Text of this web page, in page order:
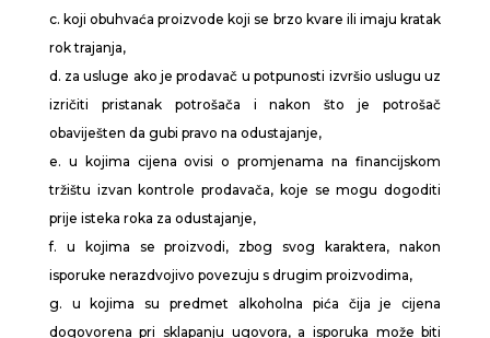
c. koji obuhvaća proizvode koji se brzo kvare ili imaju kratak
rok trajanja,
d. za usluge ako je prodavač u potpunosti izvršio uslugu uz
izričiti pristanak potrošača i nakon što je potrošač
obaviješten da gubi pravo na odustajanje,
e. u kojima cijena ovisi o promjenama na financijskom
tržištu izvan kontrole prodavača, koje se mogu dogoditi
prije isteka roka za odustajanje,
f. u kojima se proizvodi, zbog svog karaktera, nakon
isporuke nerazdvojivo povezuju s drugim proizvodima,
g. u kojima su predmet alkoholna pića čija je cijena
dogovorena pri sklapanju ugovora, a isporuka može biti